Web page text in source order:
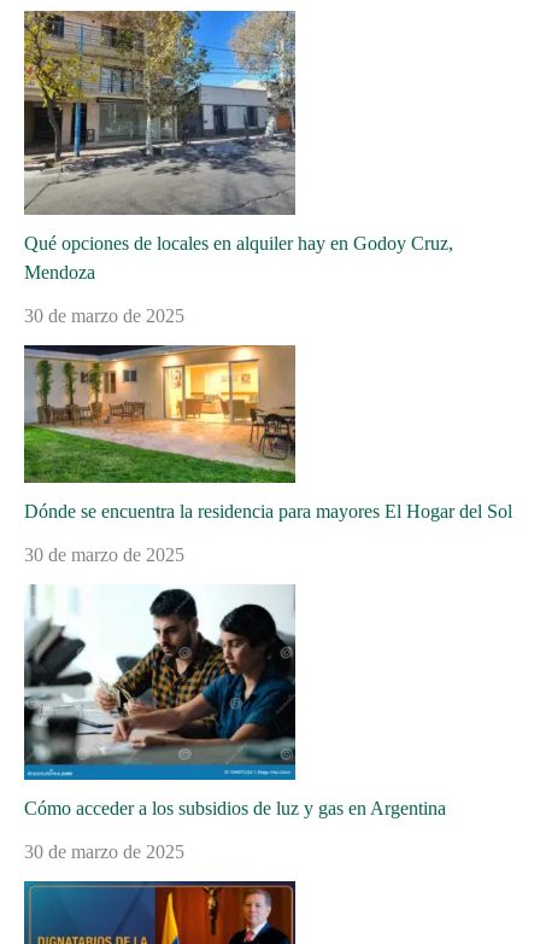
Qué opciones de locales en alquiler hay en Godoy Cruz,
Mendoza
30 de marzo de 2025
Dónde se encuentra la residencia para mayores El Hogar del Sol
30 de marzo de 2025
Cómo acceder a los subsidios de luz y gas en Argentina
30 de marzo de 2025